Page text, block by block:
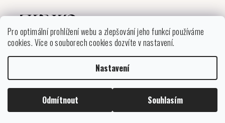
Pro optimální prohlížení webu a zlepšování jeho funkcí používáme
cookies. Více o souborech cookies dozvíte v nastavení.
Nastavení
Odmítnout Souhlasím
Copyright 2026VINIKO. Všechna práva vyhrazena.
Upravit nastavení cookies
Vytvořil Shoptet